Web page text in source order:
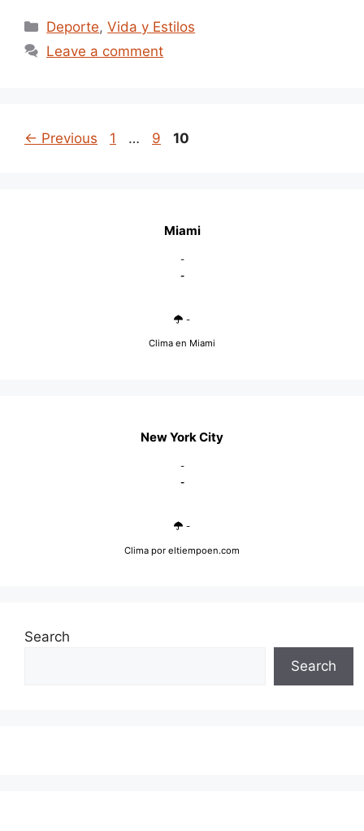
Categories
Deporte,Vida y Estilos
Leave a comment
← Previous Page
1 … Page
9 Page
10
Miami
-
-
-
Clima en Miami
New York City
-
-
-
Clima por eltiempoen.com
Search
Search